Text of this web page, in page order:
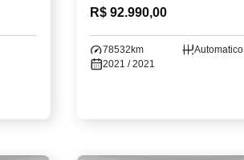
R$ 92.990,00
78532km
Automatico
2021 / 2021